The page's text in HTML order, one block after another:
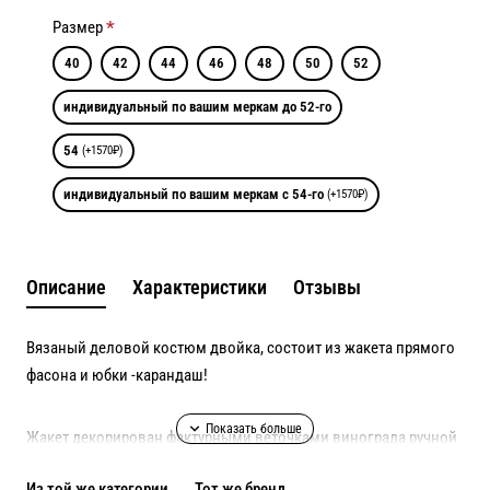
Размер
40 42 44 46 48 50 52
индивидуальный по вашим меркам до 52-го
54 (+1570₽)
индивидуальный по вашим меркам с 54-го (+1570₽)
Описание Характеристики Отзывы
Вязаный деловой костюм двойка, состоит из жакета прямого
фасона и юбки -карандаш!
Жакет декорирован фактурными веточками винограда ручной